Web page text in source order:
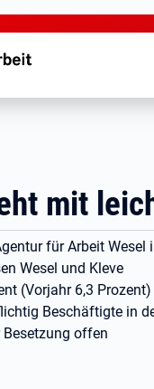
mit
für Arbeit Wesel
Wesel und Kleve
(Vorjahr 6,3 Prozent)
Beschäftigte in
Besetzung offen